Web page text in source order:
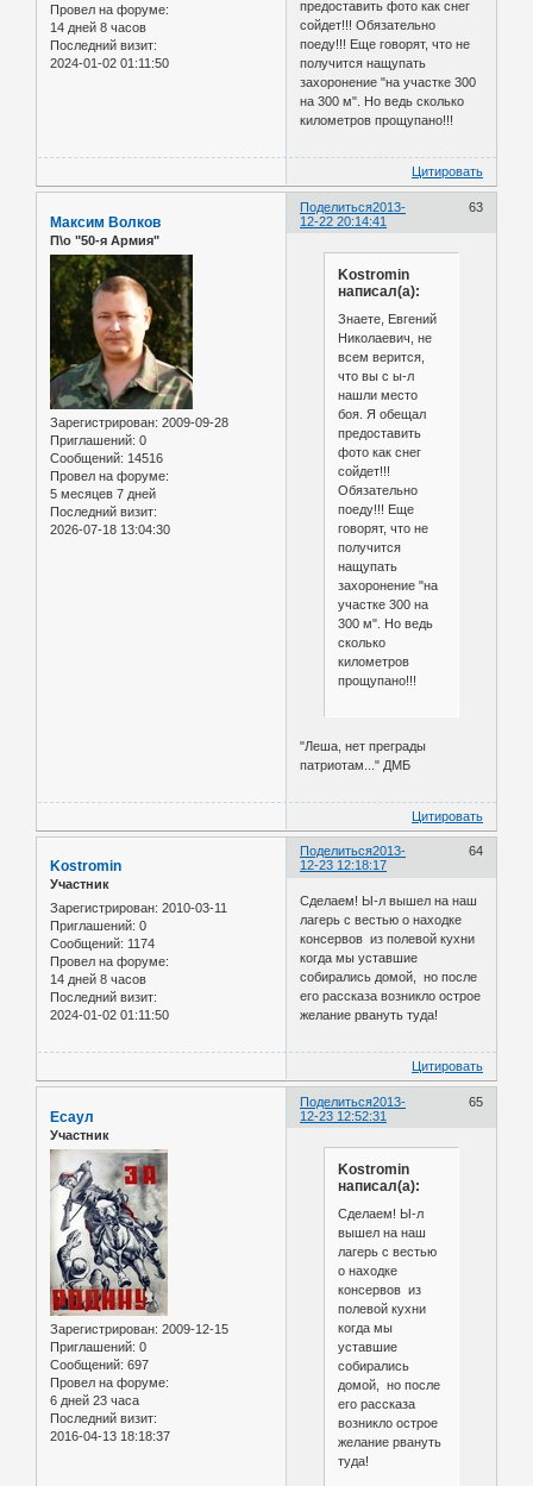
Провел на форуме:
14 дней 8 часов
Последний визит:
2024-01-02 01:11:50
предоставить фото как снег
сойдет!!! Обязательно
поеду!!! Еще говорят, что не
получится нащупать
захоронение "на участке 300
на 300 м". Но ведь сколько
километров прощупано!!!
Цитировать
Поделиться 63
2013-
12-22 20:14:41
Максим Волков
П\о "50-я Армия"
Зарегистрирован: 2009-09-28
Приглашений: 0
Сообщений: 14516
Провел на форуме:
5 месяцев 7 дней
Последний визит:
2026-07-18 13:04:30
Kostromin
написал(а):
Знаете, Евгений
Николаевич, не
всем верится,
что вы с ы-л
нашли место
боя. Я обещал
предоставить
фото как снег
сойдет!!!
Обязательно
поеду!!! Еще
говорят, что не
получится
нащупать
захоронение "на
участке 300 на
300 м". Но ведь
сколько
километров
прощупано!!!
"Леша, нет преграды
патриотам..." ДМБ
Цитировать
Поделиться 64
2013-
12-23 12:18:17
Kostromin
Участник
Зарегистрирован: 2010-03-11
Приглашений: 0
Сообщений: 1174
Провел на форуме:
14 дней 8 часов
Последний визит:
2024-01-02 01:11:50
Сделаем! Ы-л вышел на наш
лагерь с вестью о находке
консервов из полевой кухни
когда мы уставшие
собирались домой, но после
его рассказа возникло острое
желание рвануть туда!
Цитировать
Поделиться 65
2013-
12-23 12:52:31
Есаул
Участник
Зарегистрирован: 2009-12-15
Приглашений: 0
Сообщений: 697
Провел на форуме:
6 дней 23 часа
Последний визит:
2016-04-13 18:18:37
Kostromin
написал(а):
Сделаем! Ы-л
вышел на наш
лагерь с вестью
о находке
консервов из
полевой кухни
когда мы
уставшие
собирались
домой, но после
его рассказа
возникло острое
желание рвануть
туда!